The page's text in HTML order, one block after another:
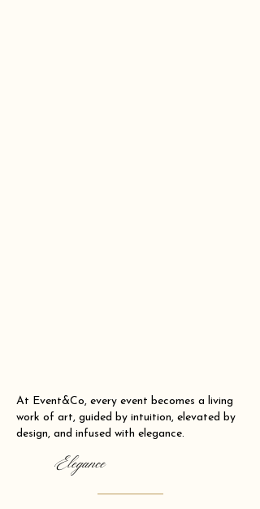
At Event&Co, every event becomes a living
work of art, guided by intuition, elevated by
design, and infused with elegance.
Elegance